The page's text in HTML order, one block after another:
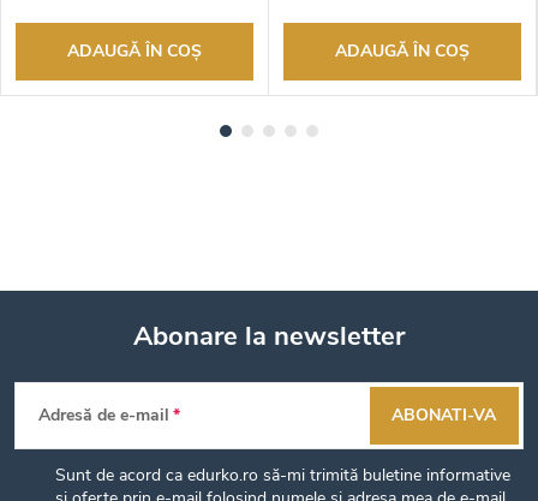
ADAUGĂ ÎN COŞ ADAUGĂ ÎN COŞ
S
u
Abonare la newsletter
Adresă de e-mail
Sunt de acord ca edurko.ro să-mi trimită buletine informative
ABONATI-VA